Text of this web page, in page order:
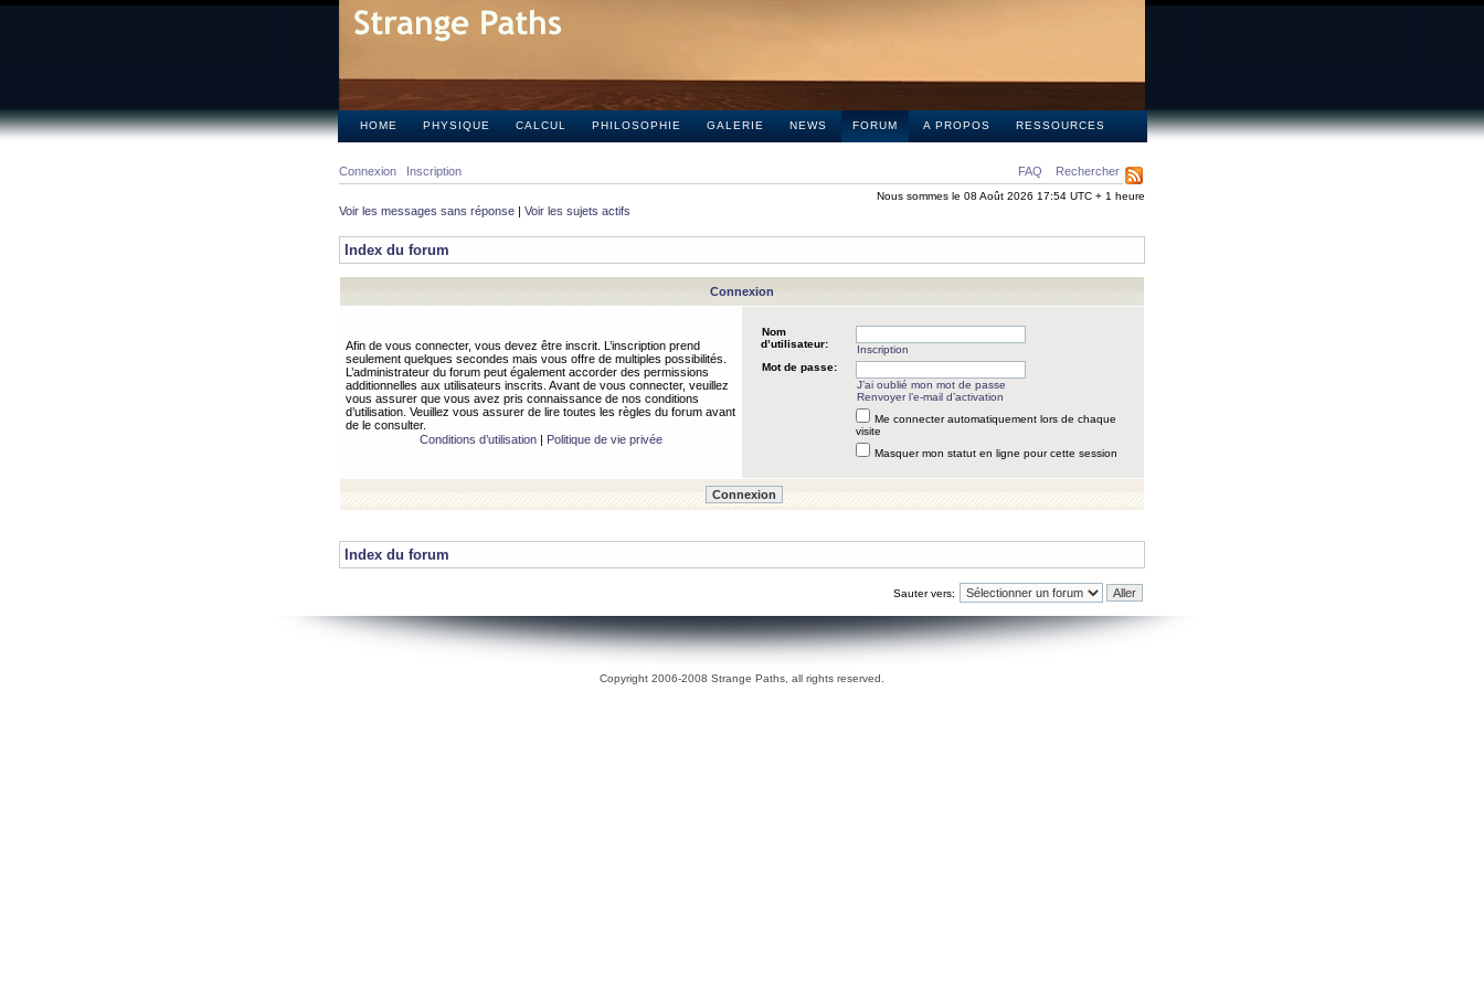
HOME PHYSIQUE CALCUL PHILOSOPHIE GALERIE NEWS FORUM A PROPOS RESSOURCES
FAQ Rechercher
Connexion Inscription
Nous sommes le 08 Août 2026 17:54 UTC + 1 heure
Voir les messages sans réponse | Voir les sujets actifs
Index du forum
Connexion
Afin de vous connecter, vous devez être inscrit. L’inscription prend
seulement quelques secondes mais vous offre de multiples possibilités.
L’administrateur du forum peut également accorder des permissions
additionnelles aux utilisateurs inscrits. Avant de vous connecter, veuillez
vous assurer que vous avez pris connaissance de nos conditions
d’utilisation. Veuillez vous assurer de lire toutes les règles du forum avant
de le consulter.
Conditions d’utilisation| Politique de vie privée
Nom
d’utilisateur:
Inscription
Mot de passe:
J’ai oublié mon mot de passe
Renvoyer l’e-mail d’activation
Me connecter automatiquement lors de chaque
visite
Masquer mon statut en ligne pour cette session
Index du forum
Sauter vers:
Copyright 2006-2008 Strange Paths, all rights reserved.